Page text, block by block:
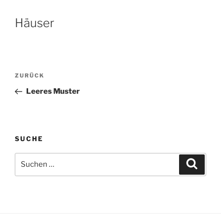
Häuser
Beitragsnavigation
Vorheriger
Beitrag
ZURÜCK
Leeres Muster
SUCHE
nach: